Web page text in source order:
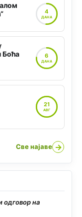
4
ДАНА
Боћа
6
ДАНА
21
АВГ
Све најаве →
одговор на